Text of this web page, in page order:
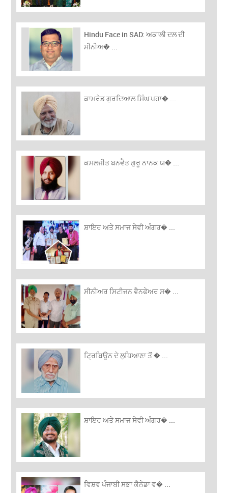
Hindu Face in SAD: ਅਕਾਲੀ ਦਲ ਦੀ
ਸੀਨੀਅ� ...
ਕਾਮਰੇਡ ਗੁਰਦਿਆਲ ਸਿੰਘ ਪਹਾ� ...
ਕਮਲਜੀਤ ਬਨਵੈਤ ਗੁਰੂ ਨਾਨਕ ਯ� ...
ਸ਼ਾਇਰ ਅਤੇ ਸਮਾਜ ਸੇਵੀ ਅੰਗਰ� ...
ਸੀਨੀਅਰ ਸਿਟੀਜਨ ਵੈਨਫੇਅਰ ਸ� ...
ਟ੍ਰਿਬਿਊਨ ਦੇ ਲੁਧਿਆਣਾ ਤੋਂ � ...
ਸ਼ਾਇਰ ਅਤੇ ਸਮਾਜ ਸੇਵੀ ਅੰਗਰ� ...
ਵਿਸ਼ਵ ਪੰਜਾਬੀ ਸਭਾ ਕੈਨੇਡਾ ਵ� ...